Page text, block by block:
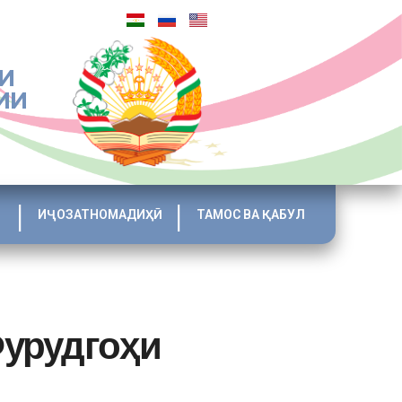
ИҶОЗАТНОМАДИҲӢ ТАМОС ВА ҚАБУЛ